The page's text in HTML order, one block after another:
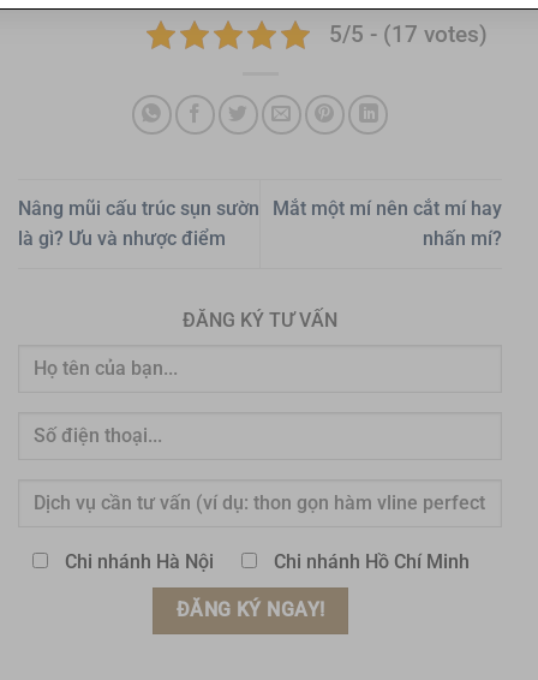
5/5 - (17 votes)
Nâng mũi cấu trúc sụn sườn
là gì? Ưu và nhược điểm
Mắt một mí nên cắt mí hay
nhấn mí?
ĐĂNG KÝ TƯ VẤN
Chi nhánh Hà Nội Chi nhánh Hồ Chí Minh